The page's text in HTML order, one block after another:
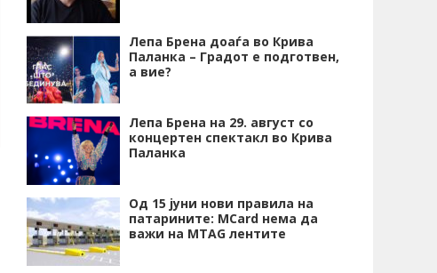
Лепа Брена доаѓа во Крива
Паланка – Градот е подготвен,
а вие?
Лепа Брена на 29. август со
концертен спектакл во Крива
Паланка
Од 15 јуни нови правила на
патарините: MCard нема да
важи на MTAG лентите